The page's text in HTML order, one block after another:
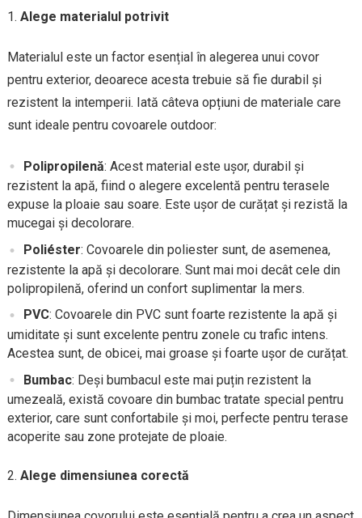
Alege materialul potrivit
Materialul este un factor esențial în alegerea unui covor
pentru exterior, deoarece acesta trebuie să fie durabil și
rezistent la intemperii. Iată câteva opțiuni de materiale care
sunt ideale pentru covoarele outdoor:
Polipropilenă: Acest material este ușor, durabil și
rezistent la apă, fiind o alegere excelentă pentru terasele
expuse la ploaie sau soare. Este ușor de curățat și rezistă la
mucegai și decolorare.
Poliéster: Covoarele din poliester sunt, de asemenea,
rezistente la apă și decolorare. Sunt mai moi decât cele din
polipropilenă, oferind un confort suplimentar la mers.
PVC: Covoarele din PVC sunt foarte rezistente la apă și
umiditate și sunt excelente pentru zonele cu trafic intens.
Acestea sunt, de obicei, mai groase și foarte ușor de curățat.
Bumbac: Deși bumbacul este mai puțin rezistent la
umezeală, există covoare din bumbac tratate special pentru
exterior, care sunt confortabile și moi, perfecte pentru terase
acoperite sau zone protejate de ploaie.
Alege dimensiunea corectă